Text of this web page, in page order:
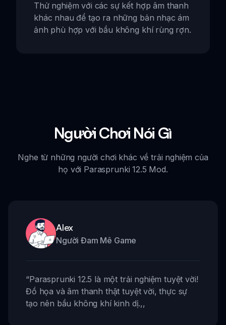
Thử nghiệm với các sự kết hợp âm thanh
khác nhau để tạo ra những bản nhạc ám
ảnh phù hợp với bầu không khí rùng rợn.
Người Chơi Nói Gì
Nghe từ những người chơi khác về trải nghiệm của
họ với Parasprunki 12.5 Mod.
Alex
Người Đam Mê Game
“Parasprunki 12.5 là một trải nghiệm tuyệt vời!
Đồ họa và âm thanh thật tuyệt vời, thực sự
tạo nên bầu không khí kinh dị.,,